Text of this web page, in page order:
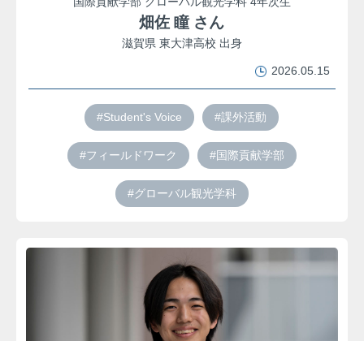
畑佐 瞳 さん
滋賀県 東大津高校 出身
2026.05.15
#Student's Voice #課外活動
#フィールドワーク #国際貢献学部
#グローバル観光学科